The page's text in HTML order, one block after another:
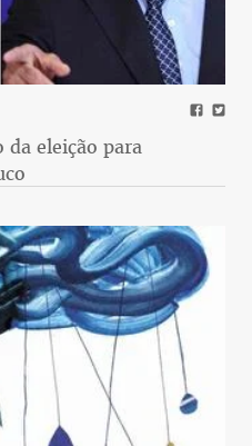
eleição para